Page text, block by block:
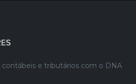
contábeis e tributários com o DNA